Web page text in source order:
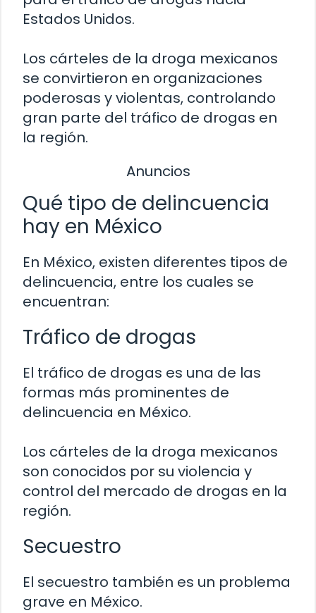
Estados Unidos.
Los cárteles de la droga mexicanos
se convirtieron en organizaciones
poderosas y violentas, controlando
gran parte del tráfico de drogas en
la región.
Anuncios
Qué tipo de delincuencia
hay en México
En México, existen diferentes tipos de
delincuencia, entre los cuales se
encuentran:
Tráfico de drogas
El tráfico de drogas es una de las
formas más prominentes de
delincuencia en México.
Los cárteles de la droga mexicanos
son conocidos por su violencia y
control del mercado de drogas en la
región.
Secuestro
El secuestro también es un problema
grave en México.